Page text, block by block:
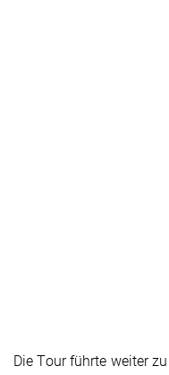
Die Tour führte weiter